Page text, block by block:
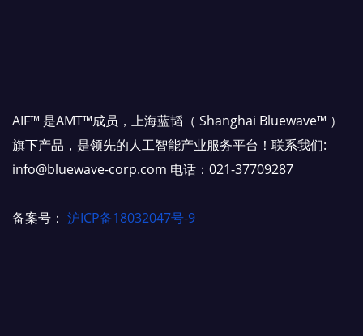
AIF™ 是AMT™成员，上海蓝韬（ Shanghai Bluewave™ ）
旗下产品，是领先的人工智能产业服务平台！联系我们:
info@bluewave-corp.com 电话：021-37709287
备案号： 沪ICP备18032047号-9